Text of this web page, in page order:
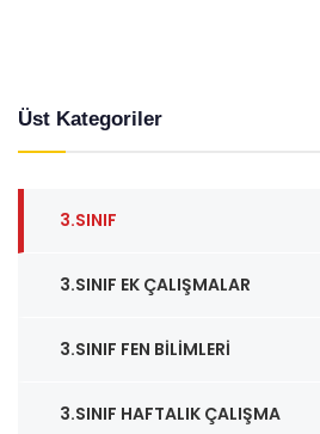
Üst Kategoriler
3.SINIF
3.SINIF EK ÇALIŞMALAR
3.SINIF FEN BILIMLERI
3.SINIF HAFTALIK ÇALIŞMA